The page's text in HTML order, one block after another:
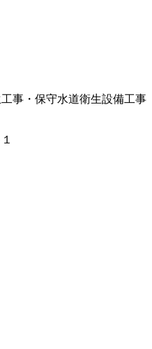
事・保守水道衛生設備工事